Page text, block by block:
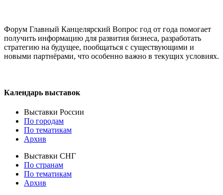
Форум Главный Канцелярский Вопрос год от года помогает
получить информацию для развития бизнеса, разработать
стратегию на будущее, пообщаться с существующими и
новыми партнёрами, что особенно важно в текущих условиях.
Календарь выставок
Выставки России
По городам
По тематикам
Архив
Выставки СНГ
По странам
По тематикам
Архив